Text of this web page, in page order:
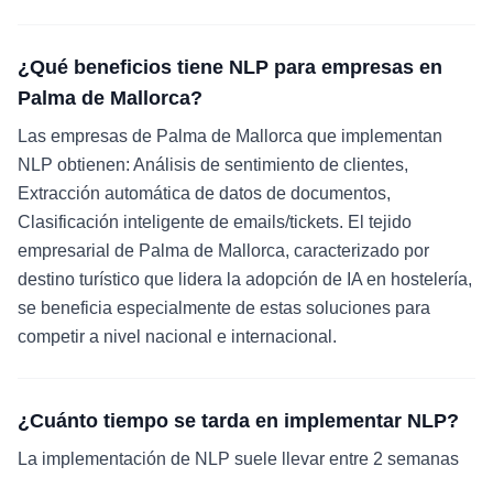
¿Qué beneficios tiene NLP para empresas en
Palma de Mallorca?
Las empresas de Palma de Mallorca que implementan
NLP obtienen: Análisis de sentimiento de clientes,
Extracción automática de datos de documentos,
Clasificación inteligente de emails/tickets. El tejido
empresarial de Palma de Mallorca, caracterizado por
destino turístico que lidera la adopción de IA en hostelería,
se beneficia especialmente de estas soluciones para
competir a nivel nacional e internacional.
¿Cuánto tiempo se tarda en implementar NLP?
La implementación de NLP suele llevar entre 2 semanas